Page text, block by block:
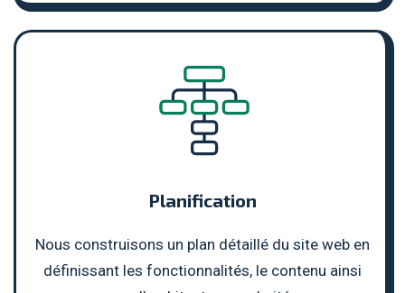
Planification
Nous construisons un plan détaillé du site web en
définissant les fonctionnalités, le contenu ainsi